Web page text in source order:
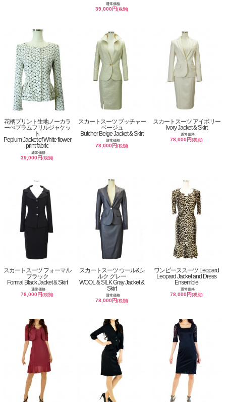
通常価格
39,000円(税別)
花柄プリント生地ノーカラ
ーぺプラムフリルジャケッ
ト
Peplum Jacket of White flower
print fabric
通常価格
39,000円(税別)
スカートスーツ ブッチャー
ベージュ
Butcher Beige Jacket & Skirt
通常価格
78,000円(税別)
スカートスーツ アイボリー
Ivory Jacket & Skirt
通常価格
78,000円(税別)
スカートスーツ フォーマル
ブラック
Formal Black Jacket & Skirt
通常価格
78,000円(税別)
スカートスーツ ウール&シ
ルク グレー
WOOL & SILK Gray Jacket &
Skirt
通常価格
78,000円(税別)
ワンピーススーツ Leopard
Leopard Jacket and Dress
Ensemble
通常価格
78,000円(税別)